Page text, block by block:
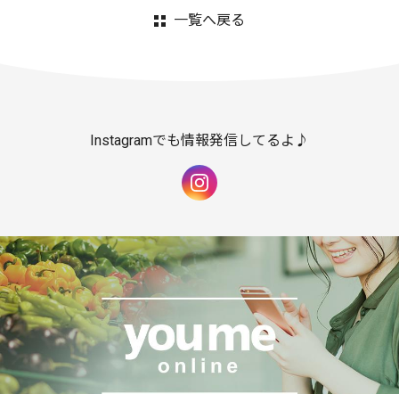
一覧へ戻る
Instagramでも情報発信してるよ♪